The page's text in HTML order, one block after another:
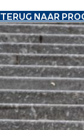
TERUG NAAR